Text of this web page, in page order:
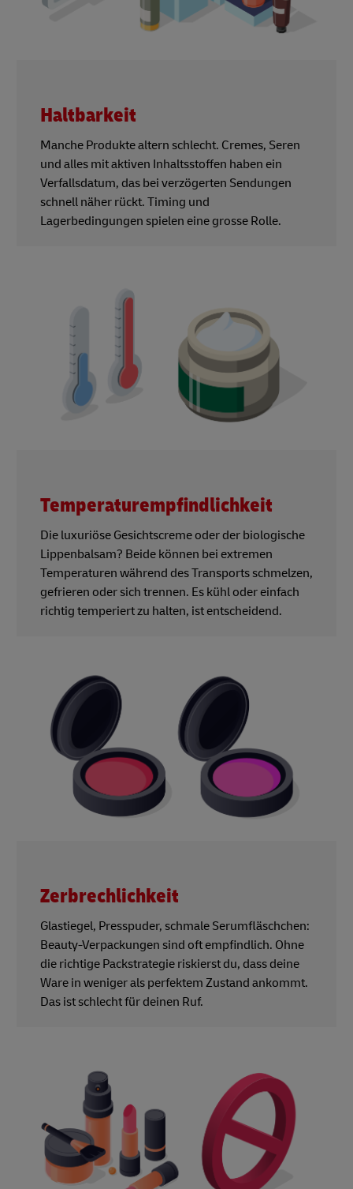
Haltbarkeit
Manche Produkte altern schlecht. Cremes, Seren
und alles mit aktiven Inhaltsstoffen haben ein
Verfallsdatum, das bei verzögerten Sendungen
schnell näher rückt. Timing und
Lagerbedingungen spielen eine grosse Rolle.
Temperaturempfindlichkeit
Die luxuriöse Gesichtscreme oder der biologische
Lippenbalsam? Beide können bei extremen
Temperaturen während des Transports schmelzen,
gefrieren oder sich trennen. Es kühl oder einfach
richtig temperiert zu halten, ist entscheidend.
Zerbrechlichkeit
Glastiegel, Presspuder, schmale Serumfläschchen:
Beauty-Verpackungen sind oft empfindlich. Ohne
die richtige Packstrategie riskierst du, dass deine
Ware in weniger als perfektem Zustand ankommt.
Das ist schlecht für deinen Ruf.